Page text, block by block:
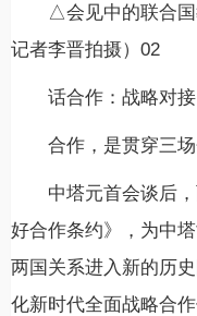
△会见中的联合
记者李晋拍摄）02
话合作：战略对
合作，是贯穿三场
中塔元首会谈后
好合作条约》，为中
两国关系进入新的历
化新时代全面战略合